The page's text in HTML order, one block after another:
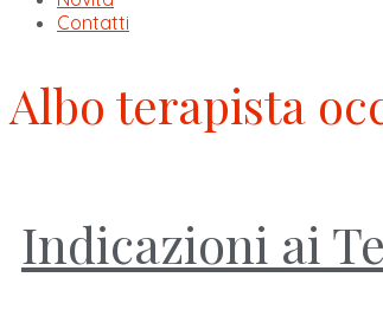
Contatti
Albo terapista
Indicazioni ai